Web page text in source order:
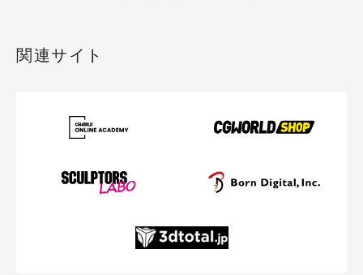
関連サイト